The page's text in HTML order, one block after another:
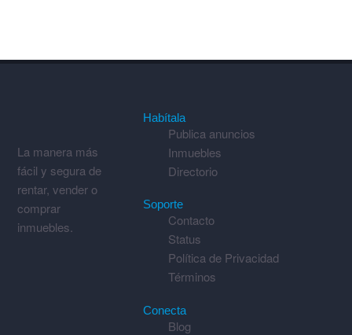
La manera más
fácil y segura de
rentar, vender o
comprar
inmuebles.
Habítala
Publica anuncios
Inmuebles
Directorio
Soporte
Contacto
Status
Política de Privacidad
Términos
Conecta
Blog